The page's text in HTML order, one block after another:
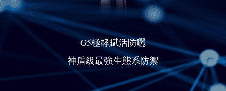
G5極酵賦活防曬
神盾級最強生態系防禦